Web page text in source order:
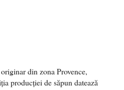
din zona Provence,
producţiei de săpun datează